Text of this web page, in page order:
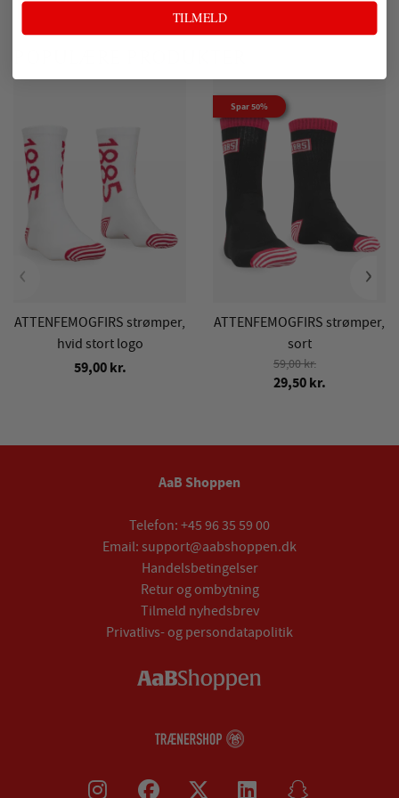
ATTENFEMOGFIRS strømper,
hvid stort logo
59,00 kr.
Spar 50%
ATTENFEMOGFIRS strømper,
sort
59,00 kr.
29,50 kr.
‹ ›
AaB Shoppen
Telefon: +45 96 35 59 00
Email: support@aabshoppen.dk
Handelsbetingelser
Retur og ombytning
Tilmeld nyhedsbrev
Privatlivs- og persondatapolitik
TILMELD